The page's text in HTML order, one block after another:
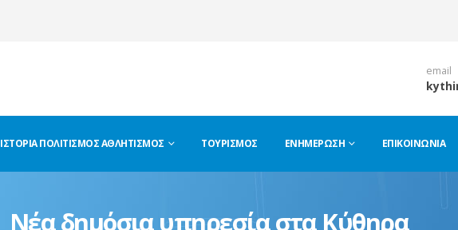
email
ΙΣΤΟΡΊΑ ΠΟΛΙΤΙΣΜΌΣ ΑΘΛΗΤΙΣΜΌΣ ΤΟΥΡΙΣΜΌΣ ΕΝΗΜΈΡΩΣΗ ΕΠΙΚΟΙΝΩΝΊΑ
Νέα δημόσια υπηρεσία στα Κύθηρα